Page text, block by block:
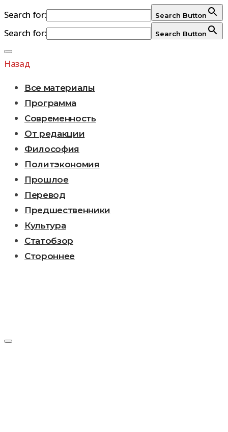
Search for: Search Button
Search for: Search Button
Перейти
к
Назад
Все материалы
Программа
Современность
От редакции
Философия
Политэкономия
Прошлое
Перевод
Предшественники
Культура
Статобзор
Стороннее